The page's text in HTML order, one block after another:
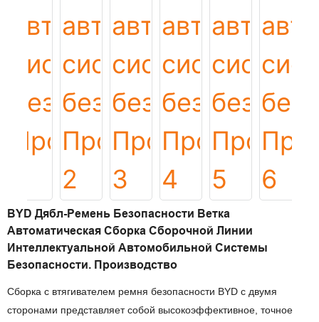
BYD Дябл-Ремень Безопасности Ветка
Автоматическая Сборка Сборочной Линии
Интеллектуальной Автомобильной Системы
Безопасности. Производство
Сборка с втягивателем ремня безопасности BYD с двумя
сторонами представляет собой высокоэффективное, точное